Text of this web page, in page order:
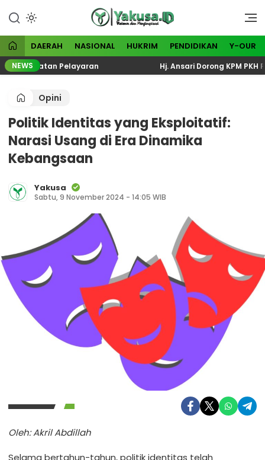
konten
Yakusa
Visioner dan Menginspirasi
DAERAH NASIONAL HUKRIM PENDIDIKAN Y-OUR
NEWSPelayaran Hj. Ansari Dorong KPM PKH
Opini
Politik Identitas yang Eksploitatif:
Narasi Usang di Era Dinamika
Kebangsaan
Yakusa
Sabtu, 9 November 2024 - 14:05 WIB
Oleh: Akril Abdillah
Selama bertahun-tahun, politik identitas telah